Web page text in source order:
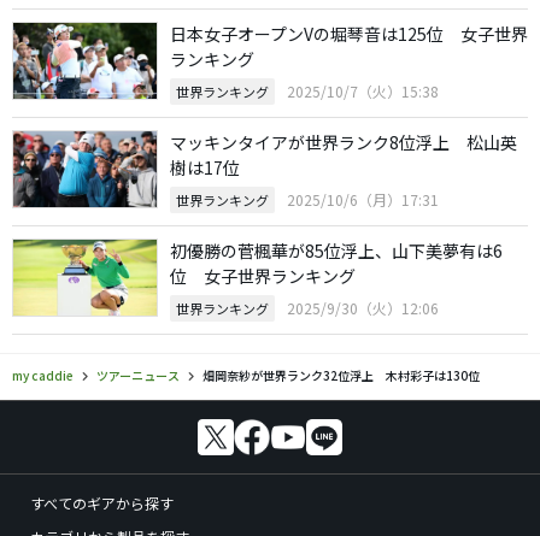
日本女子オープンVの堀琴音は125位 女子世界
ランキング
世界ランキング 2025/10/7（火）15:38
マッキンタイアが世界ランク8位浮上 松山英
樹は17位
世界ランキング 2025/10/6（月）17:31
初優勝の菅楓華が85位浮上、山下美夢有は6
位 女子世界ランキング
世界ランキング 2025/9/30（火）12:06
my caddie ツアーニュース 畑岡奈紗が世界ランク32位浮上 木村彩子は130位
すべてのギアから探す